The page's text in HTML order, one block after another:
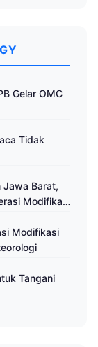
Gelar OMC
Tidak
Jawa Barat,
Modifikasi
Modifikasi
Tangani